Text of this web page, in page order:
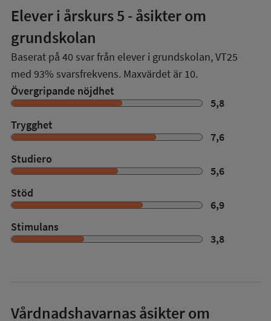
Elever i årskurs 5 - åsikter om
grundskolan
Baserat på 40 svar från elever i grundskolan,VT25
med 93% svarsfrekvens. Maxvärdet är 10.
Övergripande nöjdhet
5,8
Trygghet
7,6
Studiero
5,6
Stöd
6,9
Stimulans
3,8
Vårdnadshavarnas åsikter om